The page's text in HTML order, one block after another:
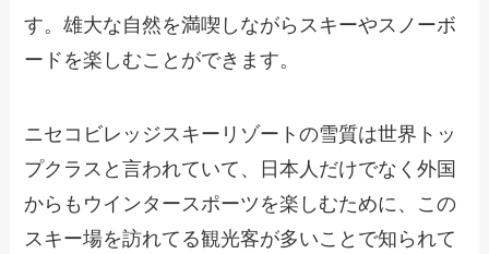
す。雄大な自然を満喫しながらスキーやスノーボ
ードを楽しむことができます。
ニセコビレッジスキーリゾートの雪質は世界トッ
プクラスと言われていて、日本人だけでなく外国
からもウインタースポーツを楽しむために、この
スキー場を訪れてる観光客が多いことで知られて